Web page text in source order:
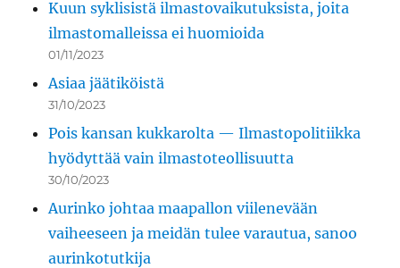
Kuun syklisistä ilmastovaikutuksista, joita
ilmastomalleissa ei huomioida
01/11/2023
Asiaa jäätiköistä
31/10/2023
Pois kansan kukkarolta — Ilmastopolitiikka
hyödyttää vain ilmastoteollisuutta
30/10/2023
Aurinko johtaa maapallon viilenevään
vaiheeseen ja meidän tulee varautua, sanoo
aurinkotutkija